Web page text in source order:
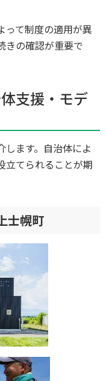
って制度の適用が異
きの確認が重要で
支援・モデ
します。自治体によ
立てられることが期
士幌町